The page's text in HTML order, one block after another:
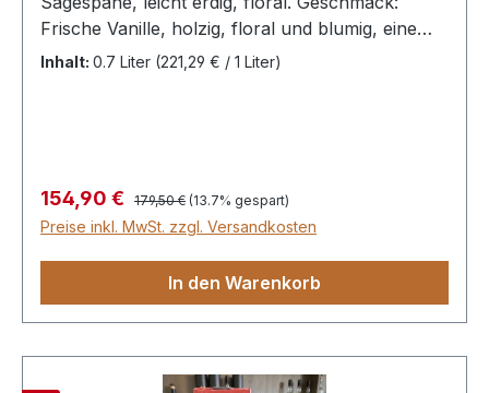
Frische Vanille, holzig, floral und blumig, eine
Spur von Darjeeling Tee mit Honig,
Vol.
Inhalt: 0.7 Liter (221,29 € / 1 Liter)
Verkaufspreis:
154,90 € Regulärer Preis:
179,50 € (13.7% gespart)
Preise inkl. MwSt. zzgl. Versandkosten
In den Warenkorb